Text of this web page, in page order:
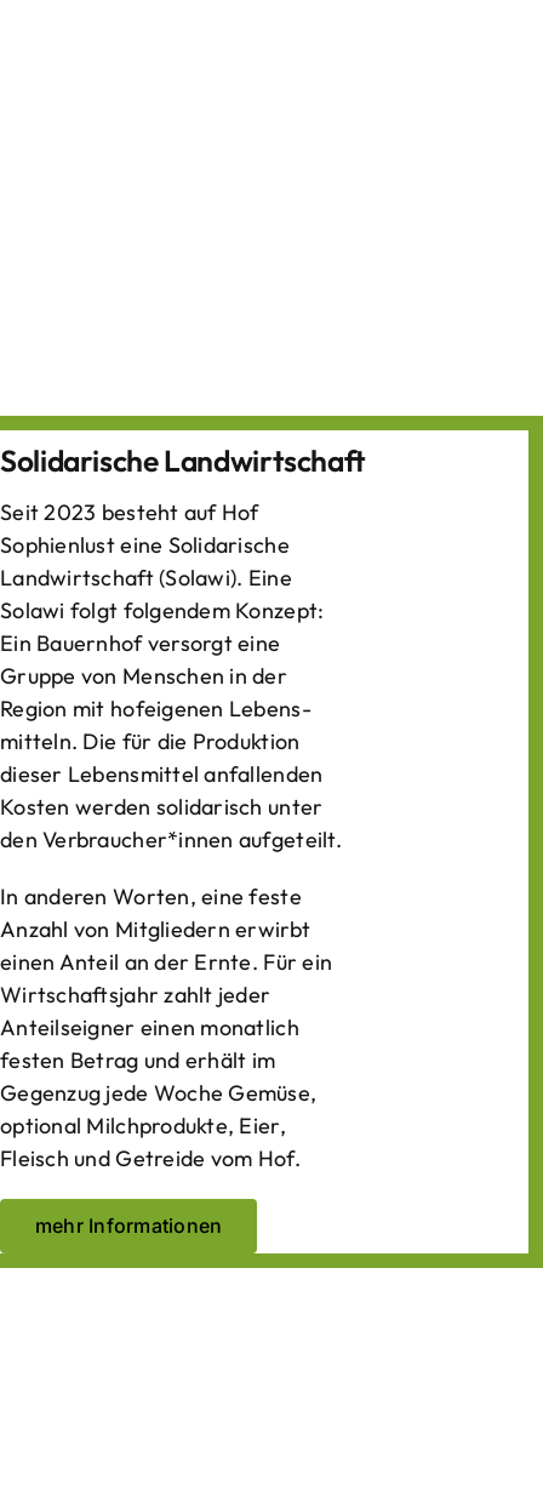
Solidarische Landwirtschaft
Seit 2023 besteht auf Hof
Sophienlust eine Solidarische
Landwirtschaft (Solawi). Eine
Solawi folgt folgendem Konzept:
Ein Bauern­hof versorgt eine
Gruppe von Menschen in der
Region mit hof­eigenen Lebens­
mitteln. Die für die Produktion
dieser Lebens­mittel anfallenden
Kosten werden solidarisch unter
den Verbraucher*­innen aufgeteilt.
In anderen Worten, eine feste
Anzahl von Mitgliedern erwirbt
einen Anteil an der Ernte. Für ein
Wirtschaftsjahr zahlt jeder
Anteilseigner einen monatlich
festen Betrag und erhält im
Gegenzug jede Woche Gemüse,
optional Milchprodukte, Eier,
Fleisch und Getreide vom Hof.
mehr Informationen